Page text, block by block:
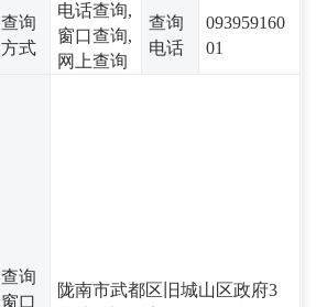
查询
方式
电话查询,
窗口查询,
网上查询
查询
电话
093959160
01
查询
窗口
陇南市武都区旧城山区政府3